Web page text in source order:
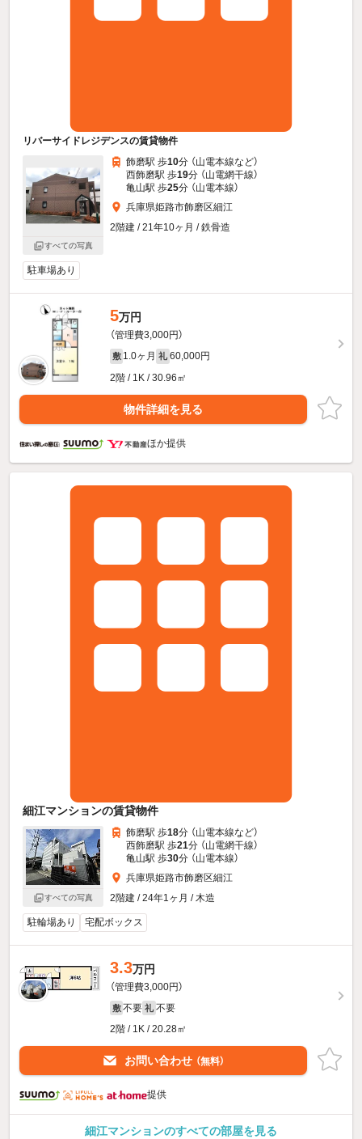
リバーサイドレジデンスの賃貸物件
すべての写真
飾磨駅 歩10分 （山電本線など）
西飾磨駅 歩19分 （山電網干線）
亀山駅 歩25分 （山電本線）
兵庫県姫路市飾磨区細江
2階建 / 21年10ヶ月 / 鉄骨造
駐車場あり
5万円
（管理費3,000円）
敷 1.0ヶ月 礼 60,000円
2階 / 1K / 30.96㎡
物件詳細を見る
ほか提供
細江マンションの賃貸物件
すべての写真
飾磨駅 歩18分 （山電本線など）
西飾磨駅 歩21分 （山電網干線）
亀山駅 歩30分 （山電本線）
兵庫県姫路市飾磨区細江
2階建 / 24年1ヶ月 / 木造
駐輪場あり 宅配ボックス
3.3万円
（管理費3,000円）
敷 不要 礼 不要
2階 / 1K / 20.28㎡
お問い合わせ （無料）
提供
細江マンションのすべての部屋を見る